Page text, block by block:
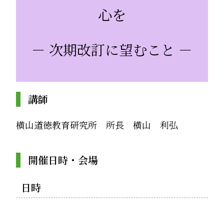
心を
－ 次期改訂に望むこと －
講師
横山道徳教育研究所 所長 横山 利弘
開催日時・会場
日時